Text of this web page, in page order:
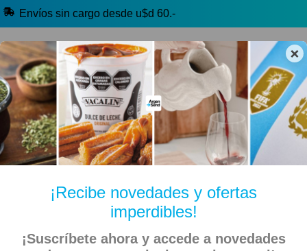
×
¡Recibe novedades y ofertas
imperdibles!
¡Suscríbete ahora y accede a novedades
Envíos sin cargo desde u$d 60.-
🔥 Alfajores y Golosinas
🧉 Clásicos argentinos 🏷️ Todas las categorías
Inicio Kiosko Dulce y Salado Alfajores y Conitos